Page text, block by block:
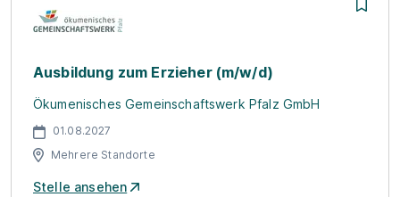
Ausbildung zum Erzieher (m/w/d)
Ökumenisches Gemeinschaftswerk Pfalz GmbH
01.08.2027
Mehrere Standorte
Stelle ansehen